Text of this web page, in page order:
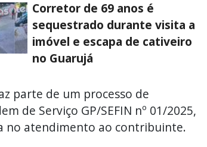
Corretor de 69 anos é
sequestrado durante visita a
imóvel e escapa de cativeiro
no Guarujá
parte de um processo de
de Serviço GP/SEFIN nº 01/2025,
no atendimento ao contribuinte.